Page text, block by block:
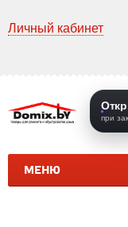
Личный кабинет
МЕНЮ
КЕРАМИЧЕСКАЯ